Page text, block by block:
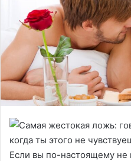
Если вы по-настоящему